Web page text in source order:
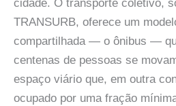
cidade. O transporte coletivo,
TRANSURB, oferece um
compartilhada — o ônibus —
centenas de pessoas se
espaço viário que, em outra
ocupado por uma fração